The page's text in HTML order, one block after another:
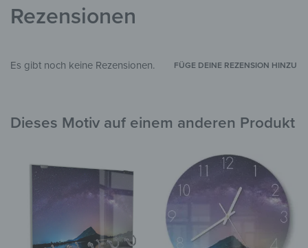
STIL & THEMEN
ZIMMER
Garten & Außenbereich
Rezensionen
Es gibt noch keine Rezensionen. FÜGE DEINE REZENSION HINZU
Dieses Motiv auf einem anderen Produkt